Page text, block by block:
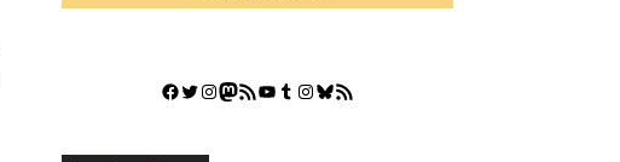
Facebook
Twitter
Instagram
Mastodon
Flux RSSYouTube
Tumblr
Instagram
Bluesky
GestGame